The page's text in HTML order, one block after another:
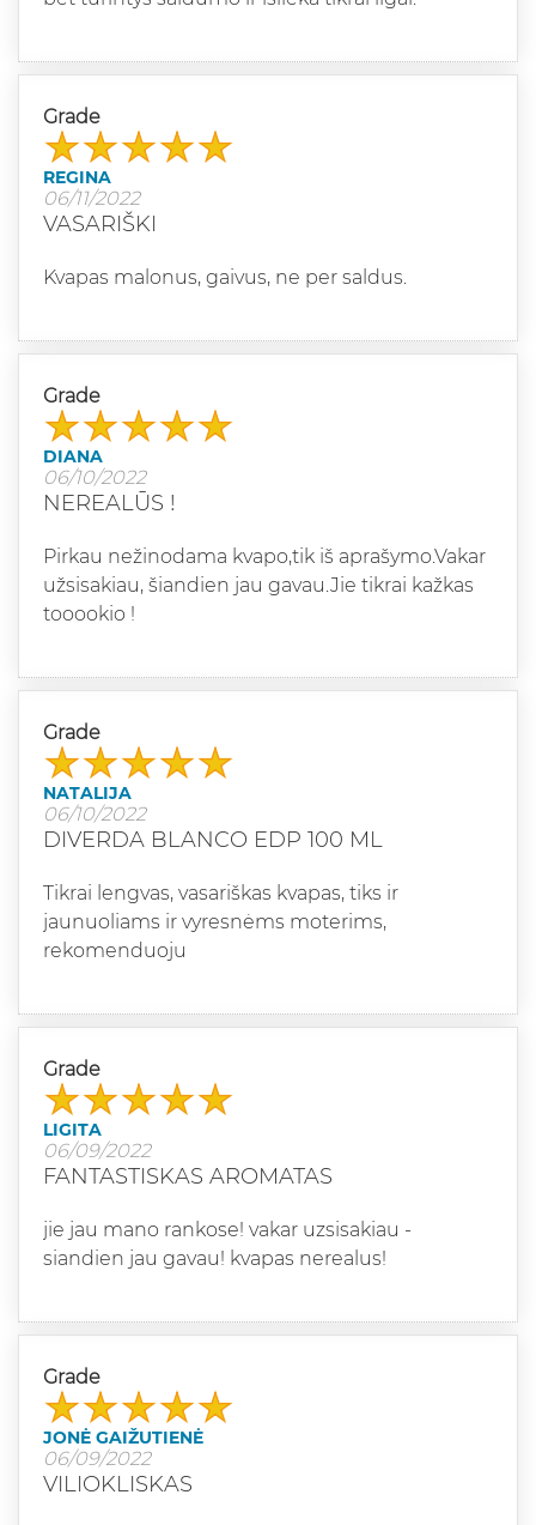
Grade
REGINA
06/11/2022
VASARIŠKI
Kvapas malonus, gaivus, ne per saldus.
Grade
DIANA
06/10/2022
NEREALŪS !
Pirkau nežinodama kvapo,tik iš aprašymo.Vakar
užsisakiau, šiandien jau gavau.Jie tikrai kažkas
tooookio !
Grade
NATALIJA
06/10/2022
DIVERDA BLANCO EDP 100 ML
Tikrai lengvas, vasariškas kvapas, tiks ir
jaunuoliams ir vyresnėms moterims,
rekomenduoju
Grade
LIGITA
06/09/2022
FANTASTISKAS AROMATAS
jie jau mano rankose! vakar uzsisakiau -
siandien jau gavau! kvapas nerealus!
Grade
JONĖ GAIŽUTIENĖ
06/09/2022
VILIOKLISKAS